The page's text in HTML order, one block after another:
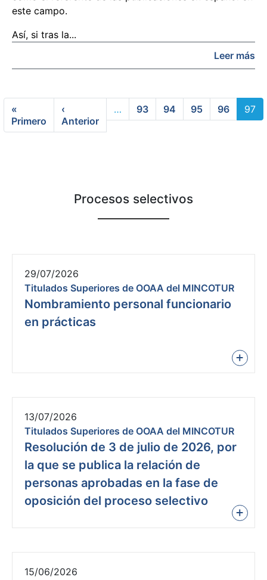
este campo.
Así, si tras la...
Leer más
«
Primero Primera página
‹
AnteriorPágina anterior
… 93 94 95 96 97
Procesos selectivos
29/07/2026
Titulados Superiores de OOAA del MINCOTUR
Nombramiento personal funcionario
en prácticas
+
13/07/2026
Titulados Superiores de OOAA del MINCOTUR
Resolución de 3 de julio de 2026, por
la que se publica la relación de
personas aprobadas en la fase de
oposición del proceso selectivo
+
15/06/2026